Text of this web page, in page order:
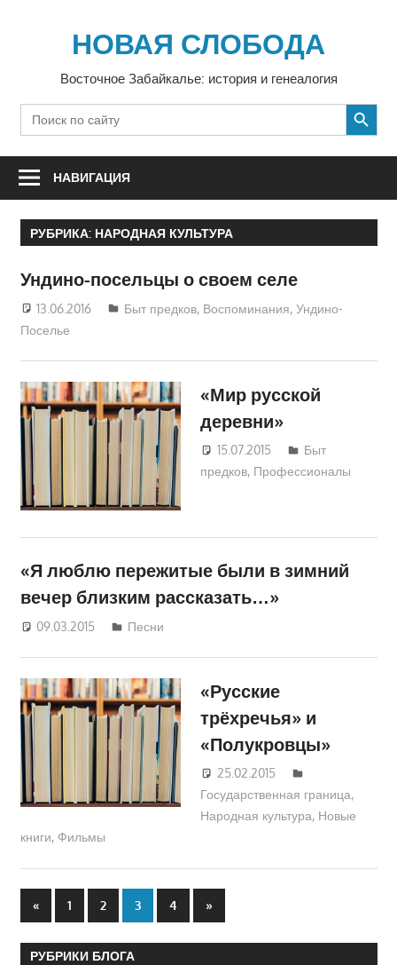
содержимомуНОВАЯ СЛОБОДА
Восточное Забайкалье: история и генеалогия
Search
for:
SEARCH BUTTON
НАВИГАЦИЯ
РУБРИКА: НАРОДНАЯ КУЛЬТУРА
Ундино-посельцы о своем селе
13.06.2016 Екатерина Аникина
Быт предков, Воспоминания,Ундино-
Поселье
«Мир русской
деревни»
15.07.2015
Екатерина
Аникина
Быт
предков, Профессионалы
«Я люблю пережитые были в зимний
вечер близким рассказать…»
09.03.2015 Екатерина Аникина
Песни
«Русские
трёхречья» и
«Полукровцы»
25.02.2015
Аникина
Государственная граница,
Народная культура, Новые
книги, Фильмы
Пагинация
записей
«Предыдущие
записи
1 2 3 4
Следующие
записи
»
РУБРИКИ БЛОГА